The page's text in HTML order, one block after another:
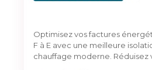
Optimisez vos factures
F à E avec une meilleure
chauffage moderne. Réduisez